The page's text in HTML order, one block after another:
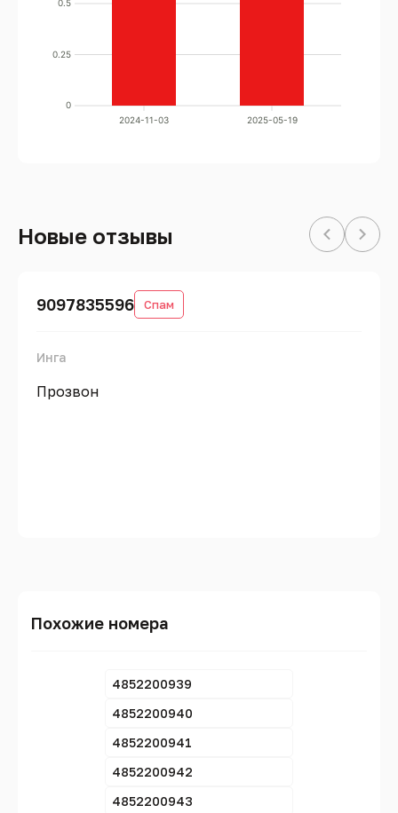
0
0.25
0.5
2024-11-03 2025-05-19
Новые отзывы
9097835596 Спам
Инга
Прозвон
Похожие номера
4852200939
4852200940
4852200941
4852200942
4852200943